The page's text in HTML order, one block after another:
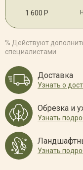
1 600 Р
% Действуют
специалистами
Доставка
Узнать о
Обрезка и
Узнать
Узнать